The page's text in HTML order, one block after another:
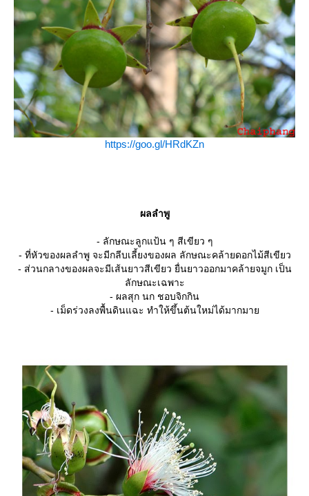
https://goo.gl/HRdKZn
ผลลำพู
- ลักษณะลูกแป้น ๆ สีเขียว ๆ
- ที่หัวของผลลำพู จะมีกลีบเลี้ยงของผล ลักษณะคล้ายดอกไม้สีเขียว
- ส่วนกลางของผลจะมีเส้นยาวสีเขียว ยื่นยาวออกมาคล้ายจมูก เป็น
ลักษณะเฉพาะ
- ผลสุก นก ชอบจิกกิน
- เม็ดร่วงลงพื้นดินแฉะ ทำให้ขึ้นต้นใหม่ได้มากมา